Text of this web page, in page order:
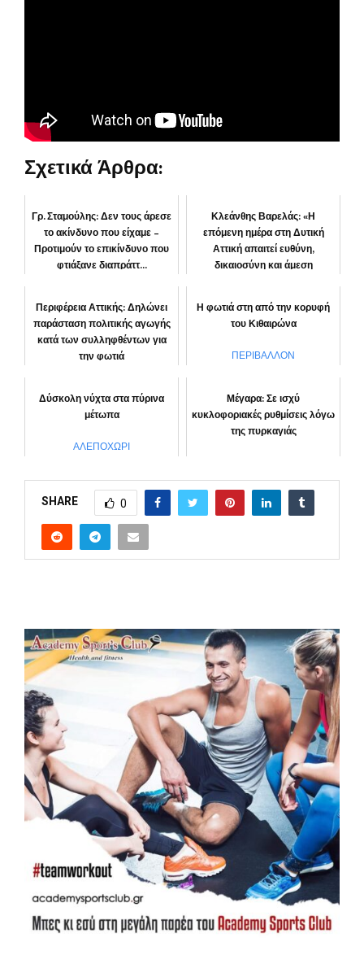
Σχετικά Άρθρα:
Γρ. Σταμούλης: Δεν τους άρεσε
το ακίνδυνο που είχαμε –
Προτιμούν το επικίνδυνο που
φτιάξανε διαπράττ...
Κλεάνθης Βαρελάς: «Η
επόμενη ημέρα στη Δυτική
Αττική απαιτεί ευθύνη,
δικαιοσύνη και άμεση
ΠΕΡΙΦΕΡΕΙΑ
Περιφέρεια Αττικής: Δηλώνει
παράσταση πολιτικής αγωγής
κατά των συλληφθέντων για
την φωτιά
Η φωτιά στη από την κορυφή
του Κιθαιρώνα
ΠΕΡΙΒΑΛΛΟΝ
Δύσκολη νύχτα στα πύρινα
μέτωπα
ΑΛΕΠΟΧΩΡΙ
Μέγαρα: Σε ισχύ
κυκλοφοριακές ρυθμίσεις λόγω
της πυρκαγιάς
SHARE 0